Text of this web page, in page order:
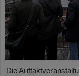
Die